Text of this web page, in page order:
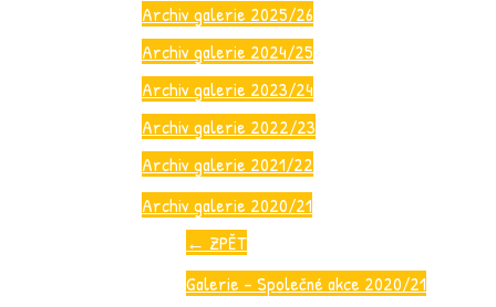
Archiv galerie 2025/26
Archiv galerie 2024/25
Archiv galerie 2023/24
Archiv galerie 2022/23
Archiv galerie 2021/22
Archiv galerie 2020/21
← ZPĚT
Galerie – Společné akce 2020/21